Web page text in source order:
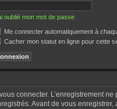
oublié mon mot de passe
Me connecter automatiquement à
Cacher mon statut en ligne pour cette
connecter. L’enregistrement
Avant de vous